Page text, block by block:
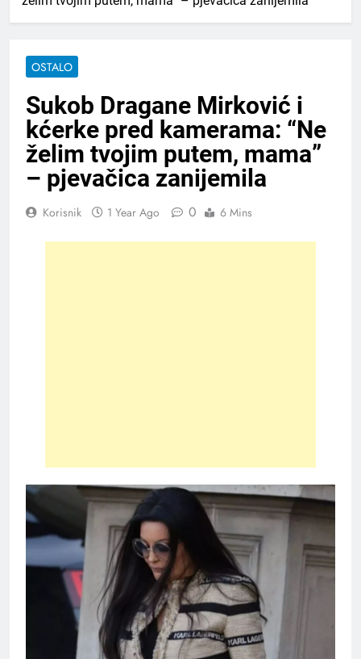
OSTALO
Sukob Dragane Mirković i
kćerke pred kamerama: “Ne
želim tvojim putem, mama”
– pjevačica zanijemila
Korisnik 1 Year Ago 0 6 Mins